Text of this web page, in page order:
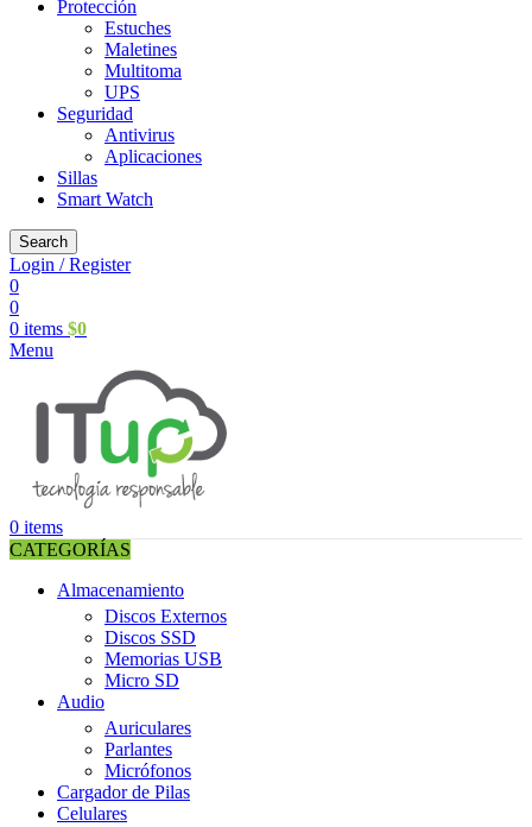
Protección
Estuches
Maletines
Multitoma
UPS
Seguridad
Antivirus
Aplicaciones
Sillas
Smart Watch
Search
Login / Register
0
0
0 items $0
Menu
0 items
CATEGORÍAS
Almacenamiento
Discos Externos
Discos SSD
Memorias USB
Micro SD
Audio
Auriculares
Parlantes
Micrófonos
Cargador de Pilas
Celulares